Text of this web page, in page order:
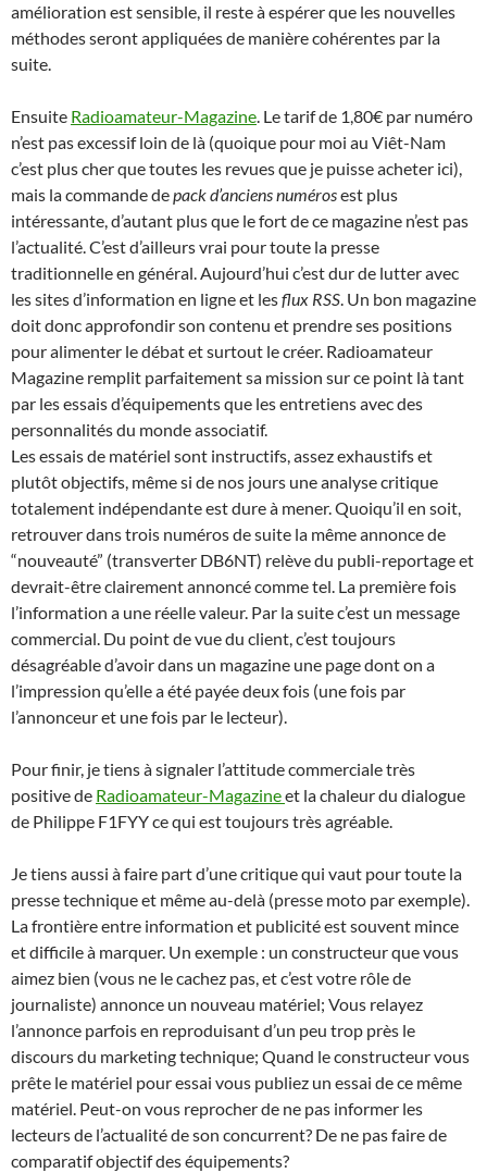
amélioration est sensible, il reste à espérer que les nouvelles
méthodes seront appliquées de manière cohérentes par la
suite.
Ensuite Radioamateur-Magazine. Le tarif de 1,80€ par numéro
n’est pas excessif loin de là (quoique pour moi au Viêt-Nam
c’est plus cher que toutes les revues que je puisse acheter ici),
mais la commande depack d’anciens numérosest plus
intéressante, d’autant plus que le fort de ce magazine n’est pas
l’actualité. C’est d’ailleurs vrai pour toute la presse
traditionnelle en général. Aujourd’hui c’est dur de lutter avec
les sites d’information en ligne et lesflux RSS. Un bon magazine
doit donc approfondir son contenu et prendre ses positions
pour alimenter le débat et surtout le créer. Radioamateur
Magazine remplit parfaitement sa mission sur ce point là tant
par les essais d’équipements que les entretiens avec des
personnalités du monde associatif.
Les essais de matériel sont instructifs, assez exhaustifs et
plutôt objectifs, même si de nos jours une analyse critique
totalement indépendante est dure à mener. Quoiqu’il en soit,
retrouver dans trois numéros de suite la même annonce de
“nouveauté” (transverter DB6NT) relève du publi-reportage et
devrait-être clairement annoncé comme tel. La première fois
l’information a une réelle valeur. Par la suite c’est un message
commercial. Du point de vue du client, c’est toujours
désagréable d’avoir dans un magazine une page dont on a
l’impression qu’elle a été payée deux fois (une fois par
l’annonceur et une fois par le lecteur).
Pour finir, je tiens à signaler l’attitude commerciale très
positive de Radioamateur-Magazineet la chaleur du dialogue
de Philippe F1FYY ce qui est toujours très agréable.
Je tiens aussi à faire part d’une critique qui vaut pour toute la
presse technique et même au-delà (presse moto par exemple).
La frontière entre information et publicité est souvent mince
et difficile à marquer. Un exemple : un constructeur que vous
aimez bien (vous ne le cachez pas, et c’est votre rôle de
journaliste) annonce un nouveau matériel; Vous relayez
l’annonce parfois en reproduisant d’un peu trop près le
discours du marketing technique; Quand le constructeur vous
prête le matériel pour essai vous publiez un essai de ce même
matériel. Peut-on vous reprocher de ne pas informer les
lecteurs de l’actualité de son concurrent? De ne pas faire de
comparatif objectif des équipements?